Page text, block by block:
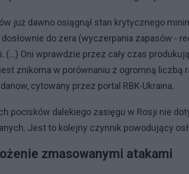
już dawno osiągnął stan krytycznego
do zera (wyczerpania zapasów -
(...) Oni wprawdzie przez cały czas
znikoma w porównaniu z ogromną liczbą
cytowany przez portal RBK-Ukraina.
pocisków dalekiego zasięgu w Rosji nie
Jest to kolejny czynnik powodujący
zmasowanymi atakami